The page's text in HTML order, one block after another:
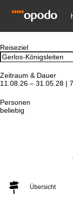
Reiseziel
Zeitraum & Dauer
11.08.26 – 31.05.28 |
Personen
beliebig
Übersicht